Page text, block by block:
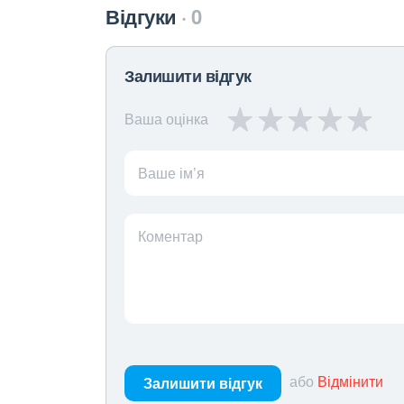
Відгуки 0
Залишити відгук
Ваша оцінка
Ваше ім’я
Коментар
Залишити відгук або Відмінити